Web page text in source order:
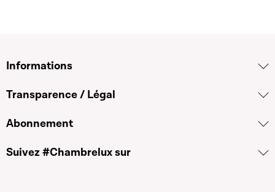
Informations
Transparence / Légal
Abonnement
Suivez #Chambrelux sur